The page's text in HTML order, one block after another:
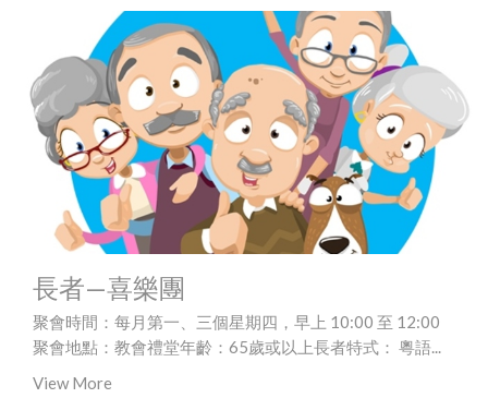
長者—喜樂團
聚會時間：每月第一、三個星期四，早上 10:00 至 12:00
聚會地點：教會禮堂年齡：65歲或以上長者特式： 粵語...
View More